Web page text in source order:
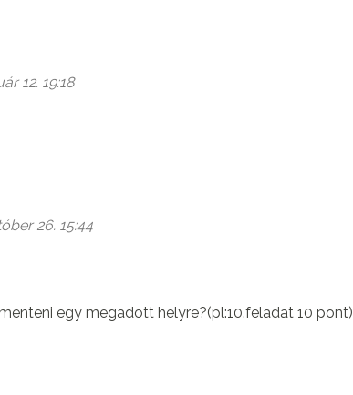
12. 19:18
26. 15:44
egy megadott helyre?(pl:10.feladat 10 pont)